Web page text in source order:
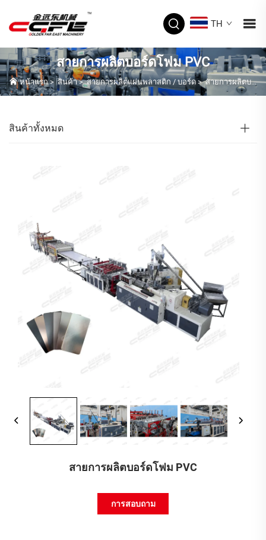
TH
สายการผลิตบอร์ดโฟม PVC
หน้าแรก>สินค้า>สายการผลิตแผ่นพลาสติก / บอร์ด >สายการผลิตบอร์ดโฟม PVC
สินค้าทั้งหมด
สายการผลิตบอร์ดโฟม PVC
การสอบถาม